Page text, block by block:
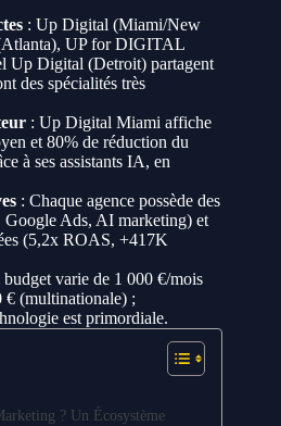
: Up Digital (Miami/New
UP for DIGITAL
Up Digital (Detroit) partagent
des spécialités très
: Up Digital Miami affiche
et 80% de réduction du
à ses assistants IA, en
: Chaque agence possède des
Ads, AI marketing) et
(5,2x ROAS, +417K
budget varie de 1 000 €/mois
€ (multinationale) ;
est primordiale.
? Un Écosystème